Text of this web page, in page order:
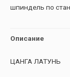
шпиндель по
Описание
ЦАНГА ЛАТУНЬ